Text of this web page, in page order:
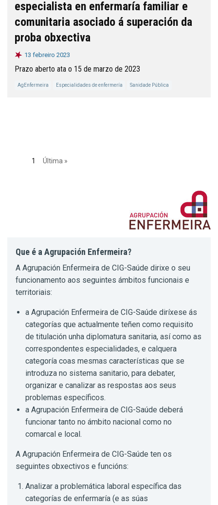
especialista en enfermaría familiar e
comunitaria asociado á superación da
proba obxectiva
13 febreiro 2023
Prazo aberto ata o 15 de marzo de 2023
AgEnfermeira Especialidades de enfermería Sanidade Pública
1 Última »
Que é a Agrupación Enfermeira?
A Agrupación Enfermeira de CIG-Saúde dirixe o seu
funcionamento aos seguintes ámbitos funcionais e
territoriais:
a Agrupación Enfermeira de CIG-Saúde diríxese ás
categorías que actualmente teñen como requisito
de titulación unha diplomatura sanitaria, así como as
correspondentes especialidades, e calquera
categoría coas mesmas características que se
introduza no sistema sanitario, para debater,
organizar e canalizar as respostas aos seus
problemas específicos.
a Agrupación Enfermeira de CIG-Saúde deberá
funcionar tanto no ámbito nacional como no
comarcal e local.
A Agrupación Enfermeira de CIG-Saúde ten os
seguintes obxectivos e funcións:
Analizar a problemática laboral específica das
categorías de enfermaría (e as súas